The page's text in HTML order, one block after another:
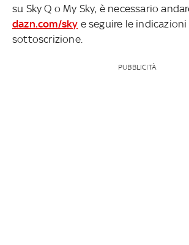
su Sky Q o My Sky, è necessario
dazn.com/sky e seguire le
sottoscrizione.
PUBBLICITÀ